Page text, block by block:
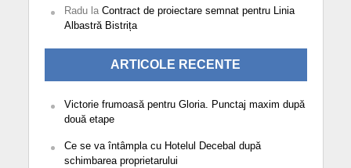
Radula Contract de proiectare semnat pentru Linia
Albastră Bistrița
ARTICOLE RECENTE
Victorie frumoasă pentru Gloria. Punctaj maxim după
două etape
Ce se va întâmpla cu Hotelul Decebal după
schimbarea proprietarului